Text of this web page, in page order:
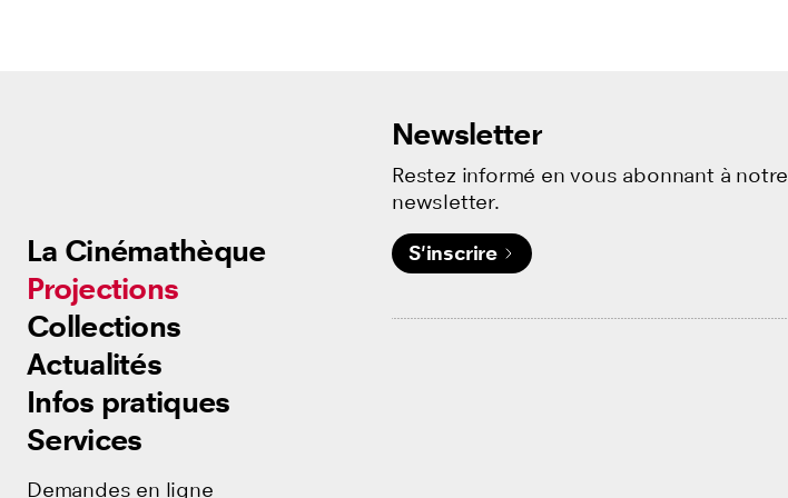
La Cinémathèque
Projections
Collections
Actualités
Infos pratiques
Services
Demandes en ligne
La Cinémathèque
Projections
Collections
Actualités
Infos pratiques
Services
Demandes en ligne
Newsletter
Restez informé en vous abonnant à notre
newsletter.
S'inscrire